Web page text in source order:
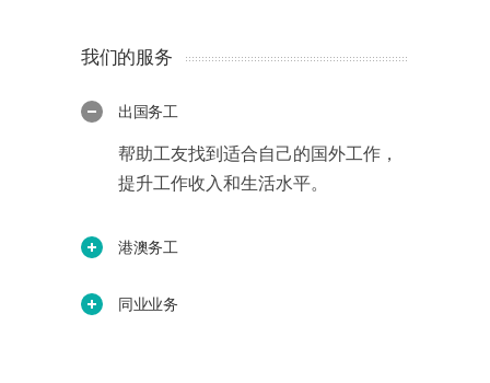
我们的服务
出国务工
帮助工友找到适合自己的国外工作，
提升工作收入和生活水平。
港澳务工
同业业务